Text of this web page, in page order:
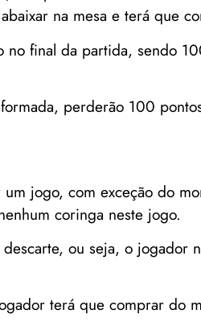
na mesa e terá que
no final da partida, sendo
perderão 100
jogo, com exceção do
coringa neste jogo.
ou seja, o jogador
terá que comprar do